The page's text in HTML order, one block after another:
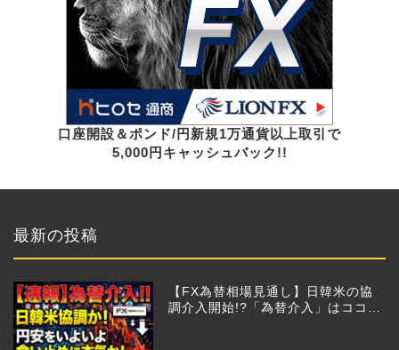
口座開設＆ポンド/円新規1万通貨以上取引で
5,000円キャッシュバック!!
最新の投稿
【FX為替相場見通し】日韓米の協
調介入開始!?「為替介入」はココか